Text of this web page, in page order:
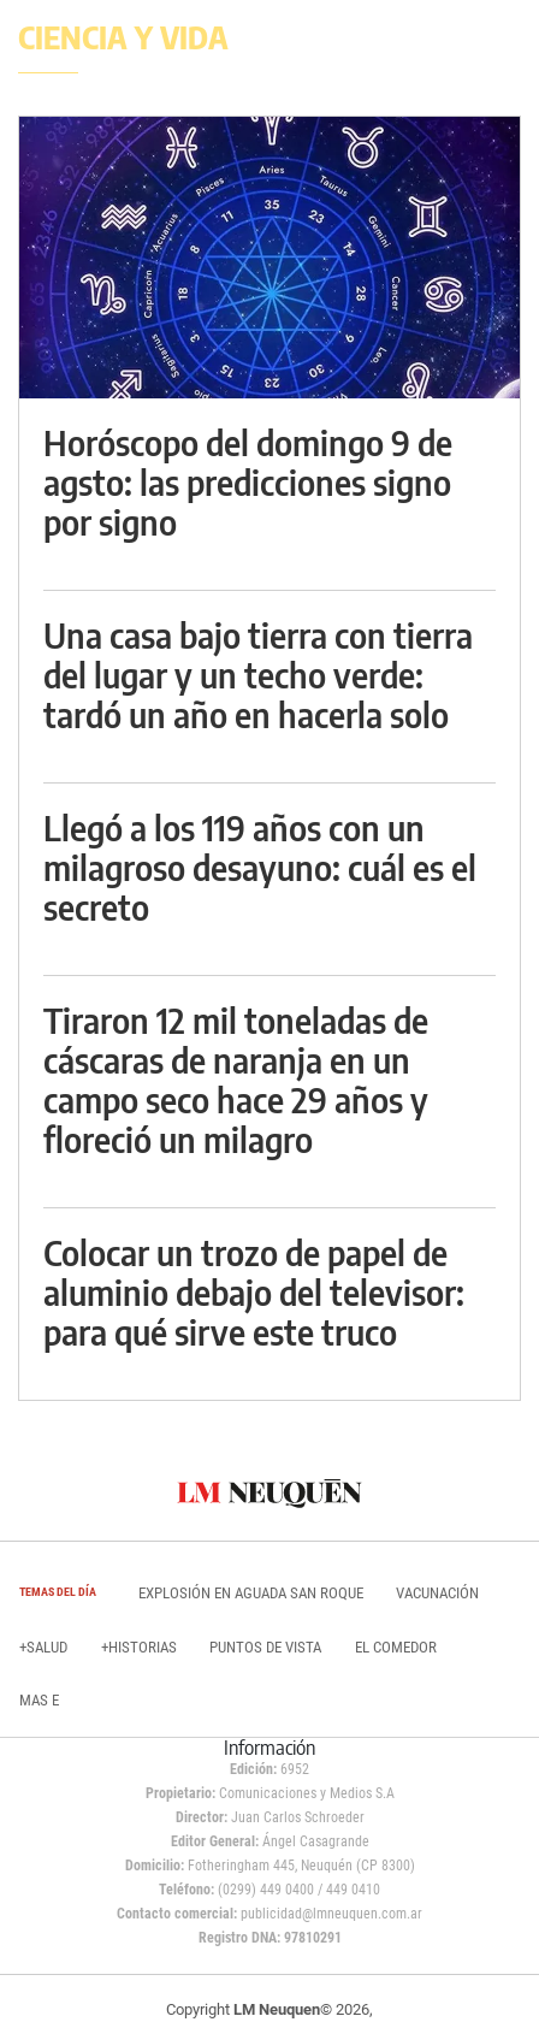
CIENCIA Y VIDA
Horóscopo del domingo 9 de
agsto: las predicciones signo
por signo
Una casa bajo tierra con tierra
del lugar y un techo verde:
tardó un año en hacerla solo
Llegó a los 119 años con un
milagroso desayuno: cuál es el
secreto
Tiraron 12 mil toneladas de
cáscaras de naranja en un
campo seco hace 29 años y
floreció un milagro
Colocar un trozo de papel de
aluminio debajo del televisor:
para qué sirve este truco
TEMAS DEL DÍA EXPLOSIÓN EN AGUADA SAN ROQUE VACUNACIÓN
+SALUD +HISTORIAS PUNTOS DE VISTA EL COMEDOR
MAS E
Información
Edición: 6952
Propietario:Comunicaciones y Medios S.A
Director: Juan Carlos Schroeder
Editor General:Ángel Casagrande
Domicilio:Fotheringham 445, Neuquén (CP 8300)
Teléfono: (0299) 449 0400 / 449 0410
Contacto comercial: publicidad@lmneuquen.com.ar
Registro DNA: 97810291
Copyright LM Neuquen© 2026,